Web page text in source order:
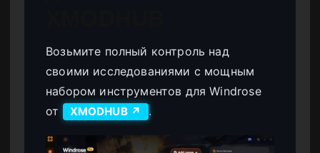
Возьмите полный контроль над
своими исследованиями с мощным
набором инструментов для Windrose
от
XMODHUB ↗ .